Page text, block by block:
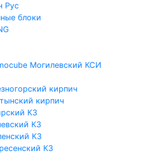
Рус
блоки
Могилевский КСИ
кирпич
кирпич
КЗ
КЗ
КЗ
КЗ